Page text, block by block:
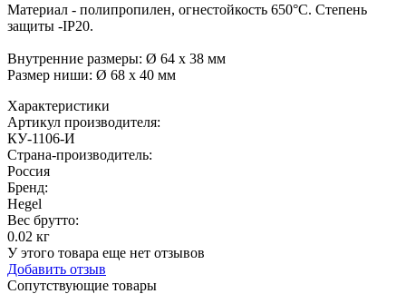
Материал - полипропилен, огнестойкость 650°C. Степень
защиты -IP20.
Внутренние размеры: Ø 64 x 38 мм
Размер ниши: Ø 68 x 40 мм
Характеристики
Артикул производителя:
КУ-1106-И
Страна-производитель:
Россия
Бренд:
Hegel
Вес брутто:
0.02 кг
У этого товара еще нет отзывов
Добавить отзыв
Сопутствующие товары